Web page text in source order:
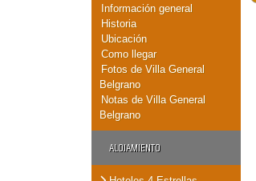
Información general
Historia
Ubicación
Como llegar
Fotos de Villa General
Belgrano
Notas de Villa General
Belgrano
ALOJAMIENTO